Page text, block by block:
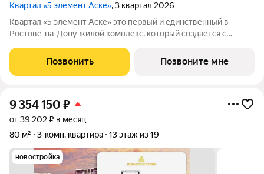
Квартал «5 элемент Аске», 3 квартал 2026
Квартал «5 элемент Аске» это первый и единственный в
Ростове-на-Дону жилой комплекс, который создается с
Аске. Серия масштабных произведений на фасадах,
выполненных художником с мировым именем
Позвонить Позвоните мне
9 354 150 ₽
от 39 202 ₽ в месяц
80 м²
3-комн. квартира 13 этаж из 19
новостройка